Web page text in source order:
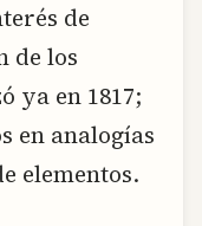
de
de los
ya en 1817;
en analogías
elementos.